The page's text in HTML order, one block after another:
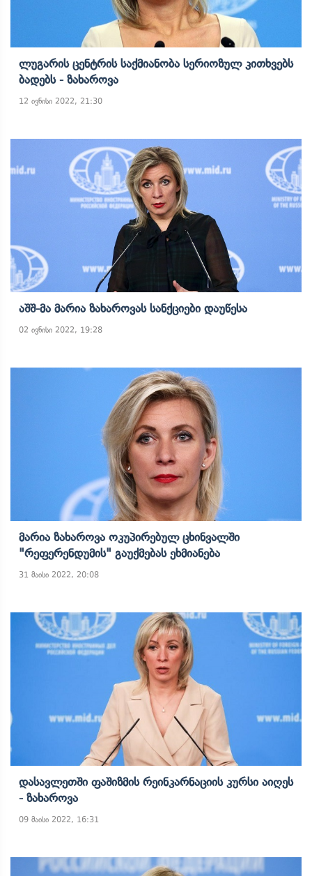
Ლუგარის Ცენტრის Საქმიანობა Სერიოზულ Კითხვებს
Ბადებს - Ზახაროვა
12 ივნისი 2022, 21:30
Აშშ-Მა Მარია Ზახაროვას Სანქციები Დაუწესა
02 ივნისი 2022, 19:28
Მარია Ზახაროვა Ოკუპირებულ Ცხინვალში
"რეფერენდუმის" Გაუქმებას Ეხმიანება
31 მაისი 2022, 20:08
Დასავლეთში Ფაშიზმის Რეინკარნაციის Კურსი Აიღეს
- Ზახაროვა
09 მაისი 2022, 16:31